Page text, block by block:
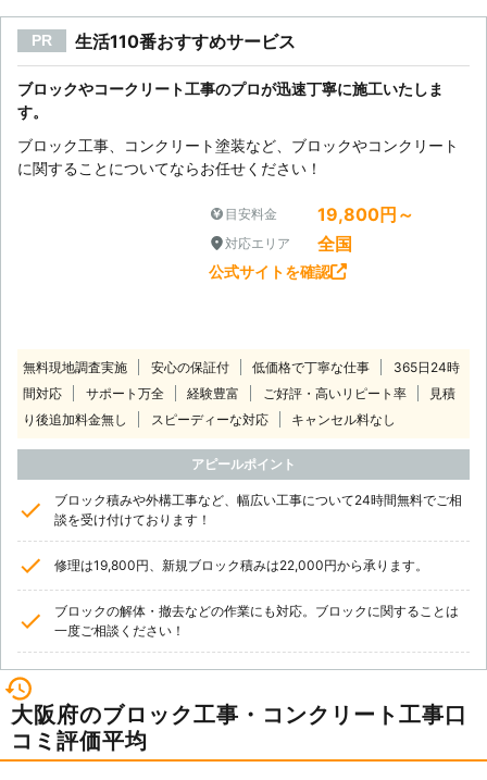
PR 生活110番おすすめサービス
ブロックやコークリート工事のプロが迅速丁寧に施工いたしま
す。
ブロック工事、コンクリート塗装など、ブロックやコンクリート
に関することについてならお任せください！
目安料金 19,800円～
対応エリア 全国
公式サイトを確認
無料現地調査実施 安心の保証付 低価格で丁寧な仕事
365日24時
間対応
サポート万全 経験豊富 ご好評・高いリピート率
見積
り後追加料金無し
スピーディーな対応 キャンセル料なし
アピールポイント
ブロック積みや外構工事など、幅広い工事について24時間無料でご相
談を受け付けております！
修理は19,800円、新規ブロック積みは22,000円から承ります。
ブロックの解体・撤去などの作業にも対応。ブロックに関することは
一度ご相談ください！
大阪府のブロック工事・コンクリート工事口
コミ評価平均